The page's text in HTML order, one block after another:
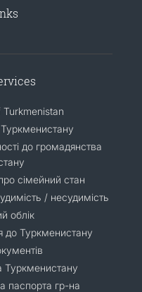
до громадянства
сімейний стан
/ несудимість
облік
до Туркменистану
Туркменистану
паспорта гр-на